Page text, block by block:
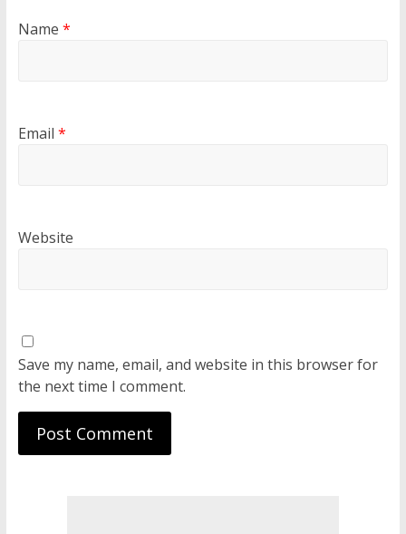
Name *
Email *
Website
Save my name, email, and website in this browser for
the next time I comment.